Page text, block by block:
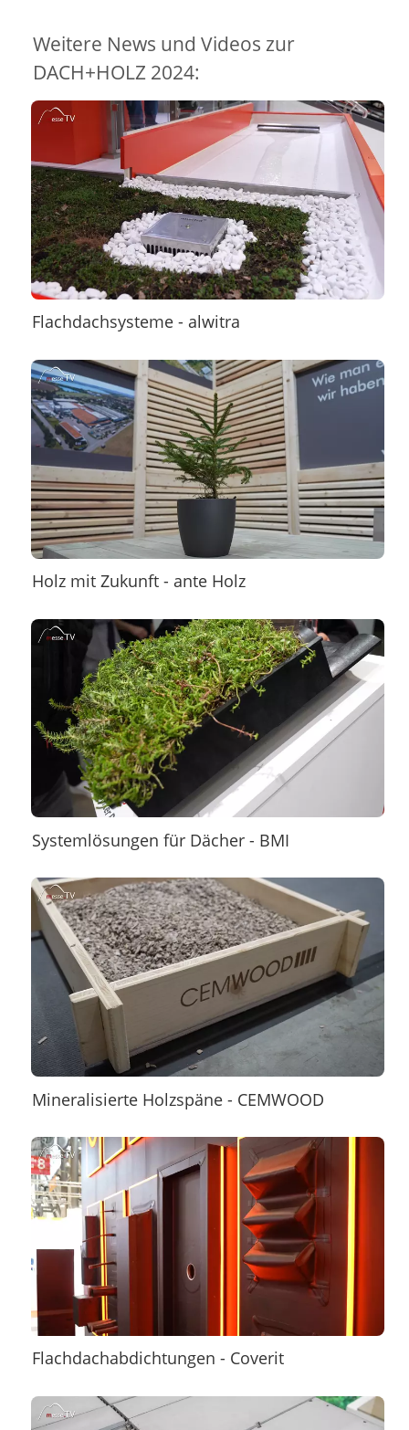
Weitere News und Videos zur
DACH+HOLZ 2024:
Flachdachsysteme - alwitra
Holz mit Zukunft - ante Holz
Systemlösungen für Dächer - BMI
Mineralisierte Holzspäne - CEMWOOD
Flachdachabdichtungen - Coverit